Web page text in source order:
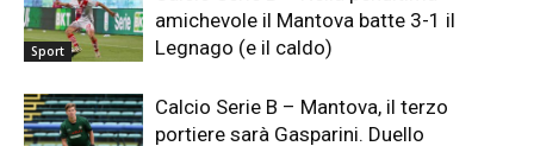
Sport
amichevole il Mantova batte 3-1 il
Legnago (e il caldo)
Calcio Serie B – Mantova, il terzo
portiere sarà Gasparini. Duello